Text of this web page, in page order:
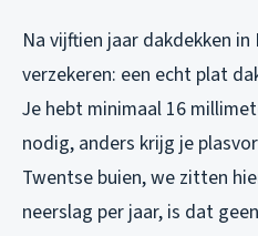
Na vijftien jaar dakdekken
verzekeren: een echt plat
Je hebt minimaal 16
nodig, anders krijg je
Twentse buien, we zitten
neerslag per jaar, is dat